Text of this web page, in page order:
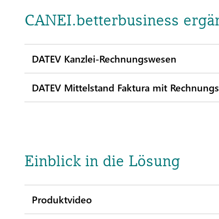
CANEI.betterbusiness
DATEV Kanzlei-Rechnungswesen
DATEV Mittelstand Faktura mit
Einblick in die Lösung
Produktvideo